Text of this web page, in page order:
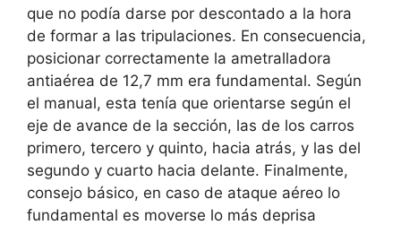
que no podía darse por descontado a la hora
de formar a las tripulaciones. En consecuencia,
posicionar correctamente la ametralladora
antiaérea de 12,7 mm era fundamental. Según
el manual, esta tenía que orientarse según el
eje de avance de la sección, las de los carros
primero, tercero y quinto, hacia atrás, y las del
segundo y cuarto hacia delante. Finalmente,
consejo básico, en caso de ataque aéreo lo
fundamental es moverse lo más deprisa